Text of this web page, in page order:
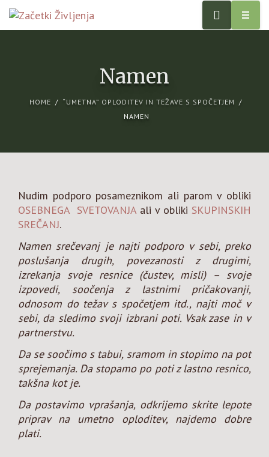
O meni
Kontakt
O meni
Kontakt
Namen
HOME
“UMETNA” OPLODITEV IN TEŽAVE S SPOČETJEM
NAMEN
Nudim podporo posameznikom ali parom v obliki
OSEBNEGA SVETOVANJA ali v obliki SKUPINSKIH
SREČANJ.
Namen srečevanj je najti podporo v sebi, preko
poslušanja drugih, povezanosti z drugimi,
izrekanja svoje resnice (čustev, misli) – svoje
izpovedi, soočenja z lastnimi pričakovanji,
odnosom do težav s spočetjem itd., najti moč v
sebi, da sledimo svoji izbrani poti. Vsak zase in v
partnerstvu.
Da se soočimo s tabui, sramom in stopimo na pot
sprejemanja. Da stopamo po poti z lastno resnico,
takšna kot je.
Da postavimo vprašanja, odkrijemo skrite lepote
priprav na umetno oploditev, najdemo dobre
plati.